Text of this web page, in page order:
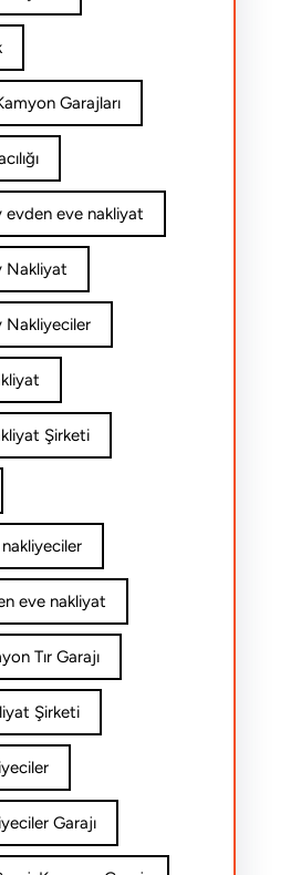
Garajları
evden eve nakliyat
Nakliyat
Nakliyeciler
Şirketi
eve nakliyat
Tır Garajı
Şirketi
Garajı